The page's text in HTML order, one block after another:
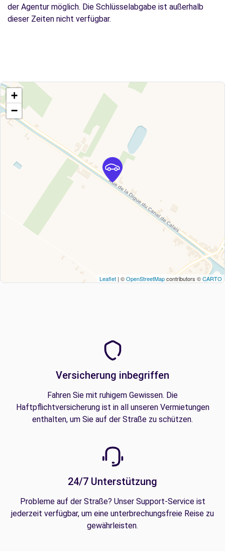
der Agentur möglich. Die Schlüsselabgabe ist außerhalb
dieser Zeiten nicht verfügbar.
+
−
Leaflet | ©OpenStreetMapcontributors ©CARTO
Versicherung inbegriffen
Fahren Sie mit ruhigem Gewissen. Die
Haftpflichtversicherung ist in all unseren Vermietungen
enthalten, um Sie auf der Straße zu schützen.
24/7 Unterstützung
Probleme auf der Straße? Unser Support-Service ist
jederzeit verfügbar, um eine unterbrechungsfreie Reise zu
gewährleisten.